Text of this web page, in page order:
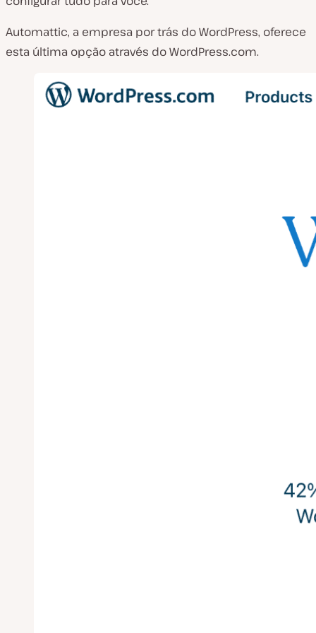
Automattic, a empresa por trás do WordPress, oferece
esta última opção através do WordPress.com.